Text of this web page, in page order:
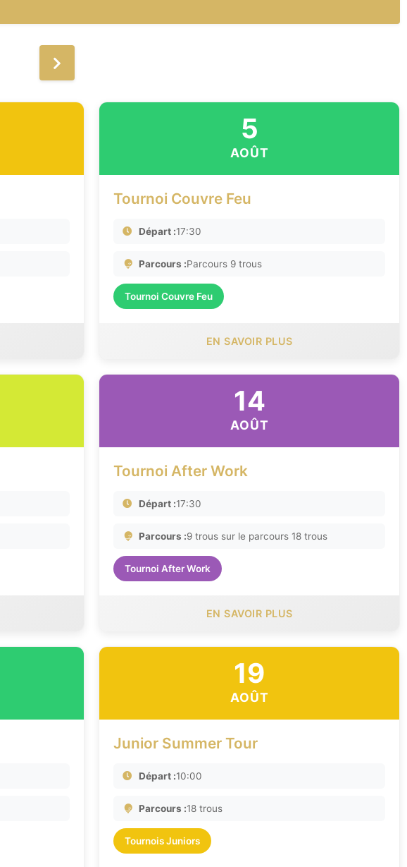
5
AOÛT
Tournoi Couvre Feu
Départ :17:30
Parcours :Parcours 9 trous
Tournoi Couvre Feu
EN SAVOIR PLUS
14
AOÛT
Tournoi After Work
Départ :17:30
Parcours :9 trous sur le parcours 18 trous
Tournoi After Work
EN SAVOIR PLUS
19
AOÛT
Junior Summer Tour
Départ :10:00
Parcours :18 trous
Tournois Juniors